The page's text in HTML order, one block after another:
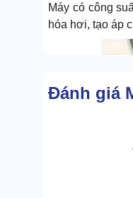
Máy có công
hóa hơi, tạo áp
Đánh giá